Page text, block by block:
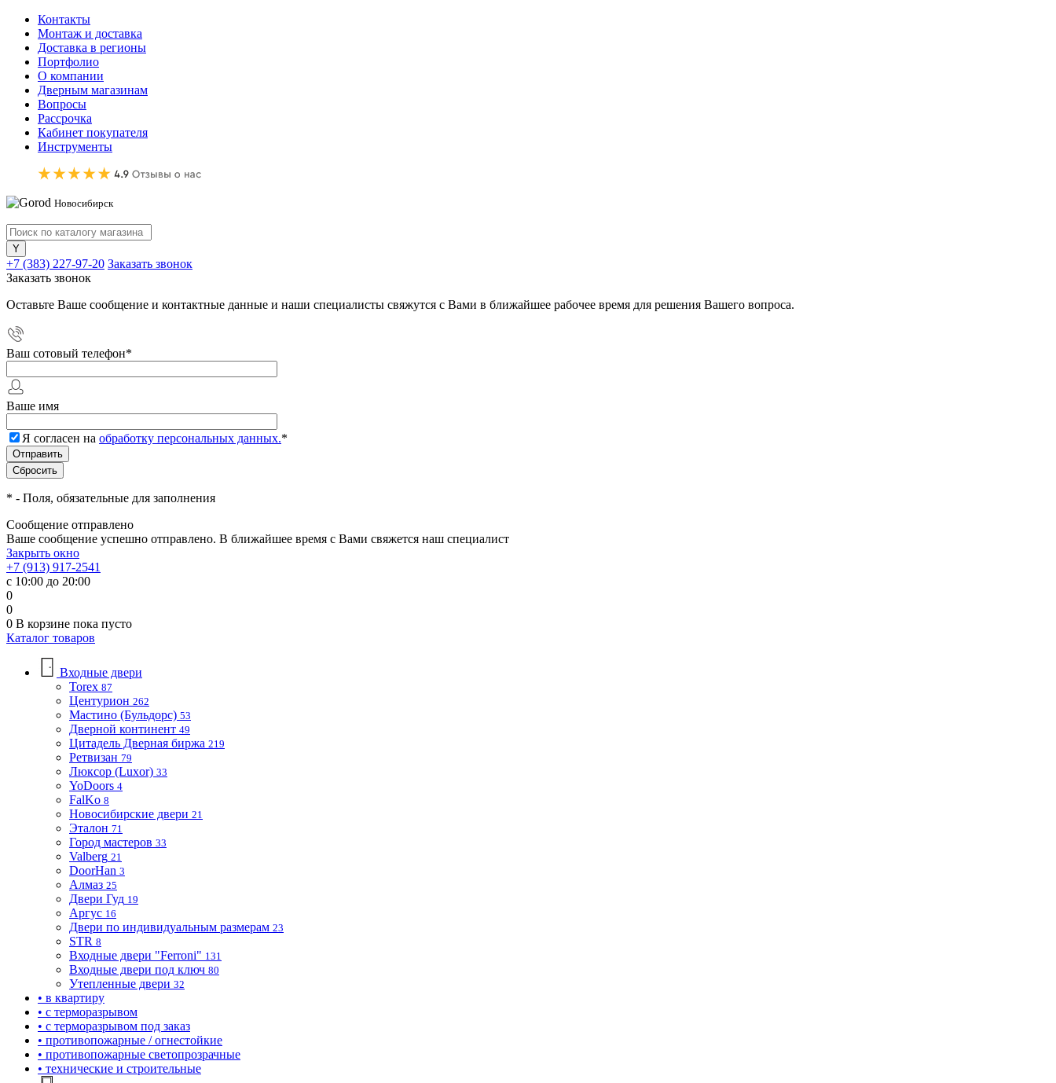
Контакты
Монтаж и доставка
Доставка в регионы
Портфолио
О компании
Дверным магазинам
Вопросы
Рассрочка
Кабинет покупателя
Инструменты
Новосибирск
+7 (383) 227-97-20 Заказать звонок
Заказать звонок
Оставьте Ваше сообщение и контактные данные и наши специалисты свяжутся с Вами в ближайшее рабочее время для решения Вашего вопроса.
Ваш сотовый телефон*
Ваше имя
Я согласен на обработку персональных данных.*
* - Поля, обязательные для заполнения
Сообщение отправлено
Ваше сообщение успешно отправлено. В ближайшее время с Вами свяжется наш специалист
Закрыть окно
+7 (913) 917-2541
с 10:00 до 20:00
0
0
0 В корзине пока пусто
Каталог товаров
Входные двери
Torex 87
Центурион 262
Мастино (Бульдорс) 53
Дверной континент 49
Цитадель Дверная биржа 219
Ретвизан 79
Люксор (Luxor) 33
YoDoors 4
FalKo 8
Новосибирские двери 21
Эталон 71
Город мастеров 33
Valberg 21
DoorHan 3
Алмаз 25
Двери Гуд 19
Аргус 16
Двери по индивидуальным размерам 23
STR 8
Входные двери "Ferroni" 131
Входные двери под ключ 80
Утепленные двери 32
• в квартиру
• с терморазрывом
• с терморазрывом под заказ
• противопожарные / огнестойкие
• противопожарные светопрозрачные
• технические и строительные